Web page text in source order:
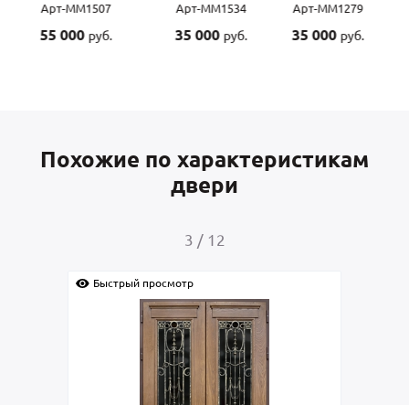
Арт-ММ1507
55 000 руб.
Арт-ММ1534
35 000 руб.
Арт-ММ1279
35 000 руб.
Похожие по характеристикам
двери
3 / 12
Быстрый просмотр